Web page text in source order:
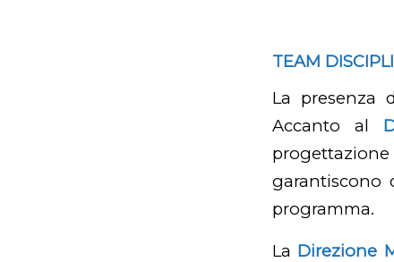
TEAM
La
Accanto al
progettazione
garantiscono
programma.
La Direzione